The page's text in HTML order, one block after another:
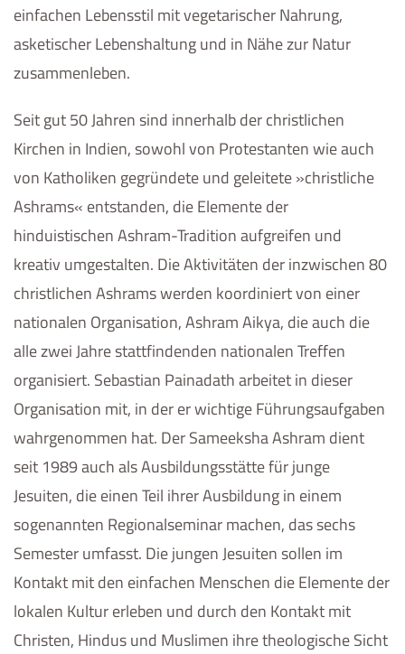
einfachen Lebensstil mit vegetarischer Nahrung,
asketischer Lebenshaltung und in Nähe zur Natur
zusammenleben.
Seit gut 50 Jahren sind innerhalb der christlichen
Kirchen in Indien, sowohl von Protestanten wie auch
von Katholiken gegründete und geleitete »christliche
Ashrams« entstanden, die Elemente der
hinduistischen Ashram-Tradition aufgreifen und
kreativ umgestalten. Die Aktivitäten der inzwischen 80
christlichen Ashrams werden koordiniert von einer
nationalen Organisation, Ashram Aikya, die auch die
alle zwei Jahre stattfindenden nationalen Treffen
organisiert. Sebastian Painadath arbeitet in dieser
Organisation mit, in der er wichtige Führungsaufgaben
wahrgenommen hat. Der Sameeksha Ashram dient
seit 1989 auch als Ausbildungsstätte für junge
Jesuiten, die einen Teil ihrer Ausbildung in einem
sogenannten Regionalseminar machen, das sechs
Semester umfasst. Die jungen Jesuiten sollen im
Kontakt mit den einfachen Menschen die Elemente der
lokalen Kultur erleben und durch den Kontakt mit
Christen, Hindus und Muslimen ihre theologische Sicht